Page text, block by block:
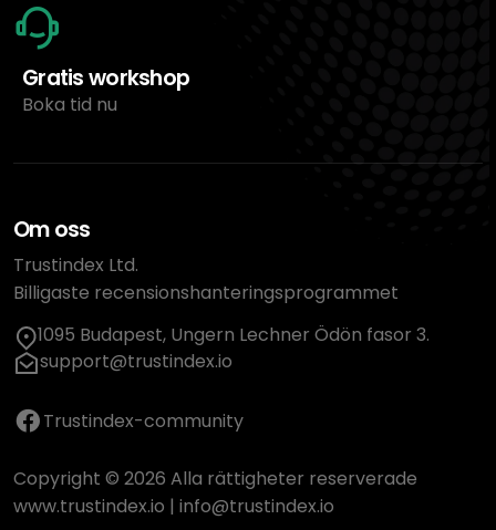
Gratis workshop
Boka tid nu
Om oss
Trustindex Ltd.
Billigaste recensionshanteringsprogrammet
1095 Budapest, Ungern Lechner Ödön fasor 3.
support@trustindex.io
Trustindex-community
Copyright © 2026 Alla rättigheter reserverade
www.trustindex.io | info@trustindex.io